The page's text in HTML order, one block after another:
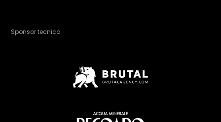
Sponsor tecnico